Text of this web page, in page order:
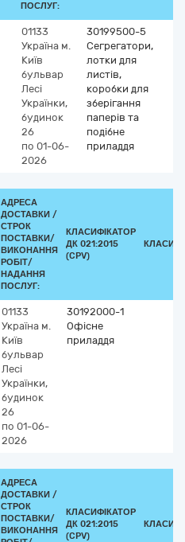
ПОСЛУГ:
01133
Україна м.
Київ
бульвар
Лесі
Українки,
будинок
26
по 01-06-
2026
30199500-5
Сегрегатори,
лотки для
листів,
коробки для
зберігання
паперів та
подібне
приладдя
АДРЕСА
ДОСТАВКИ /
СТРОК
ПОСТАВКИ/
ВИКОНАННЯ
РОБІТ/
НАДАННЯ
ПОСЛУГ:
КЛАСИФІКАТОР
ДК 021:2015
(CPV)
01133
Україна м.
Київ
бульвар
Лесі
Українки,
будинок
26
по 01-06-
2026
30192000-1
Офісне
приладдя
АДРЕСА
ДОСТАВКИ /
СТРОК
ПОСТАВКИ/
ВИКОНАННЯ
КЛАСИФІКАТОР
ДК 021:2015
(CPV)